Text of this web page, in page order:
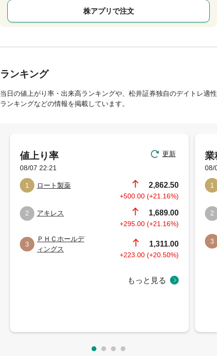
株アプリで注文
ランキング
当日の値上がり率・出来高ランキングや、松井証券独自のデイトレ適性
ランキングなどの情報を掲載しています。